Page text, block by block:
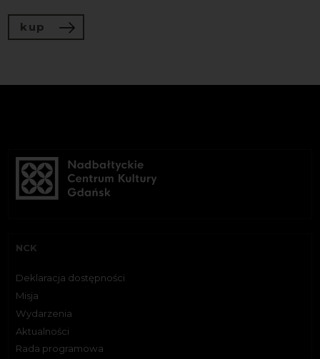
kup
NCK
Deklaracja dostępności
Misja
Wydarzenia
Aktualności
Rada programowa